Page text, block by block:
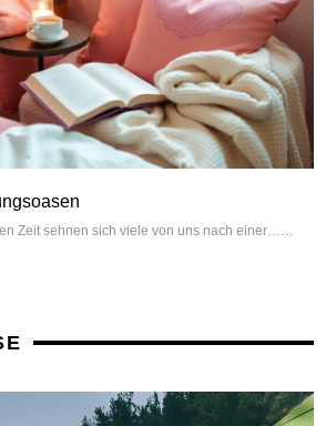
Zeit sehnen sich viele von uns nach einer…